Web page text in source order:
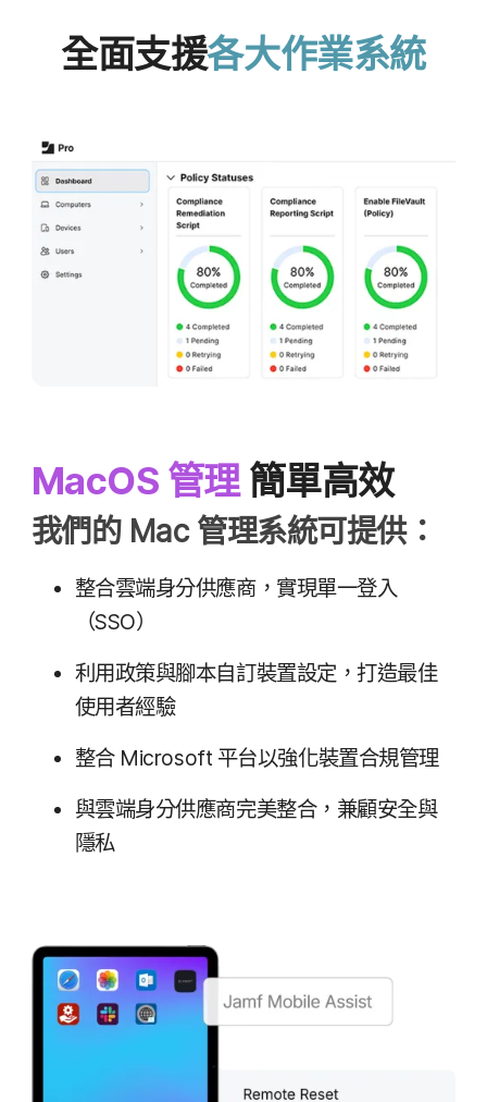
全面​支援各​大​作業​系統
MacOS 管理 簡單​高效
我們​的Mac 管理​系統​可​提供：
整合​雲端​身​分​供​應商，​實現​單一​登入​
（SSO）
利用​政策​與​腳本​自訂​裝置​設定，​打造​最佳​
使用​者​經驗
整合Microsoft 平台以​強化​裝置​合規​管理
與​雲端​身​分​供​應商​完美​整合，​兼顧​安全​與​
隱私